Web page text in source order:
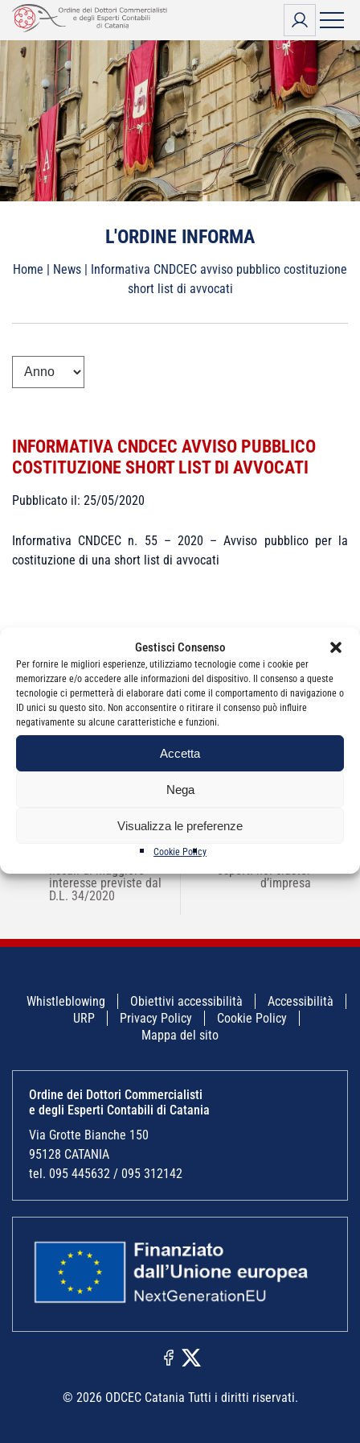
Gestisci Consenso
Per fornire le migliori esperienze, utilizziamo tecnologie come i cookie per
memorizzare e/o accedere alle informazioni del dispositivo. Il consenso a queste
tecnologie ci permetterà di elaborare dati come il comportamento di navigazione o
ID unici su questo sito. Non acconsentire o ritirare il consenso può influire
negativamente su alcune caratteristiche e funzioni.
Accetta
Nega
Visualizza le preferenze
Cookie Policy
Vai
contenuto
L'ORDINE INFORMA
Home | News | Informativa CNDCEC avviso pubblico costituzione
short list di avvocati
INFORMATIVA CNDCEC AVVISO PUBBLICO
COSTITUZIONE SHORT LIST DI AVVOCATI
Pubblicato il: 25/05/2020
Informativa CNDCEC n. 55 – 2020 – Avviso pubblico per la
costituzione di una short list di avvocati
CategorieNews
WEBINAR – Le novità
del Decreto Rilancio –
Focus sulle novità
fiscali di maggiore
interesse previste dal
D.L. 34/2020
Progetto CNDCEC
esperti nei cluster
d’impresa
Whistleblowing Obiettivi accessibilità
Accessibilità
URP
Privacy Policy
Cookie Policy
Mappa del sito
Ordine dei Dottori Commercialisti
e degli Esperti Contabili di Catania
Via Grotte Bianche 150
95128 CATANIA
tel. 095 445632 / 095 312142
© 2026 ODCEC Catania Tutti i diritti riservati.